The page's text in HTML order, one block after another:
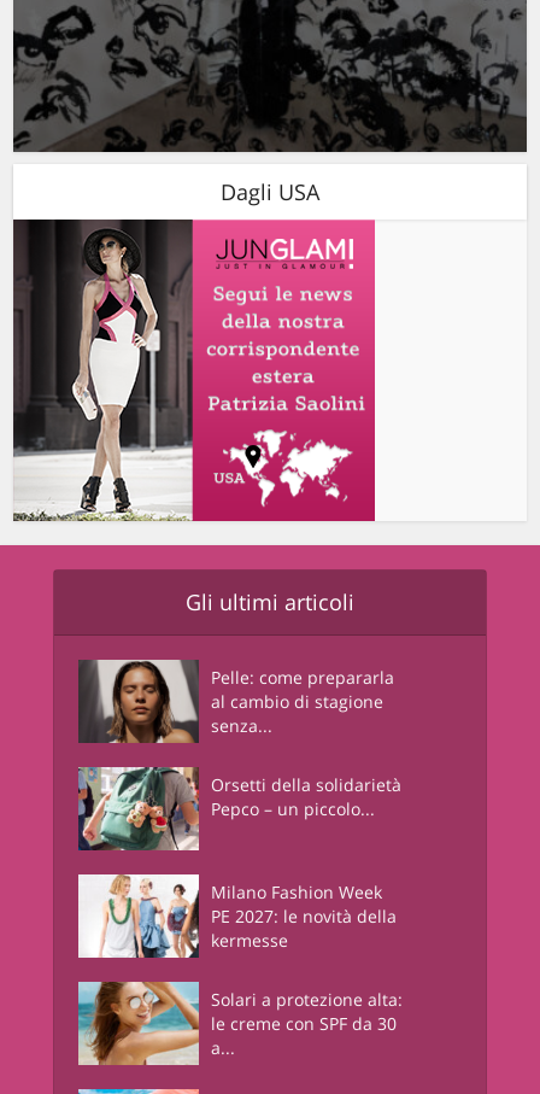
Dagli USA
Gli ultimi articoli
Pelle: come prepararla
al cambio di stagione
senza...
Orsetti della solidarietà
Pepco – un piccolo...
Milano Fashion Week
PE 2027: le novità della
kermesse
Solari a protezione alta:
le creme con SPF da 30
a...